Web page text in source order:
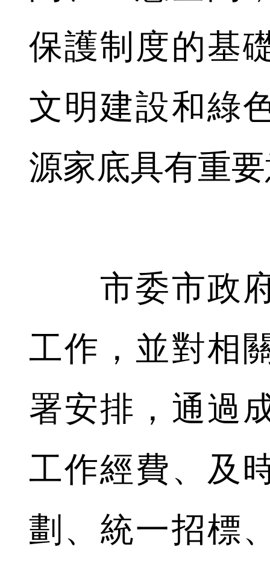
保護制度的基
文明建設和綠
源家底具有重
市委市政府
工作，並對相
署安排，通過
工作經費、及
劃、統一招標